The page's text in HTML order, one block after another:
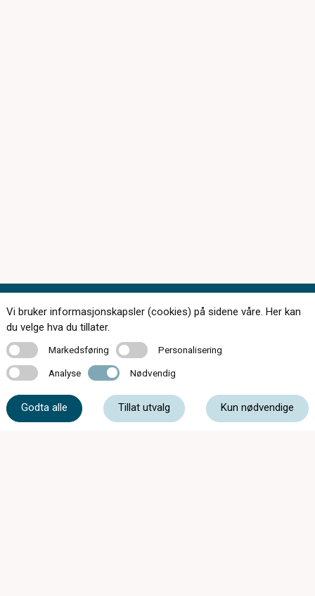
Kontakt oss
Vi bruker informasjonskapsler (cookies) på sidene våre. Her kan
du velge hva du tillater.
MarkedsføringMarkedsføring PersonaliseringPersonalisering
Analyse Analyse Nødvendig Nødvendig
Godta alle Tillat utvalg Kun nødvendige